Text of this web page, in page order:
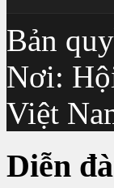
Bản
Nơi:
Việt
Diễn